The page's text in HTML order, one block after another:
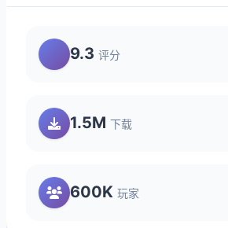
9.3 评分
1.5M 下载
600K 玩家